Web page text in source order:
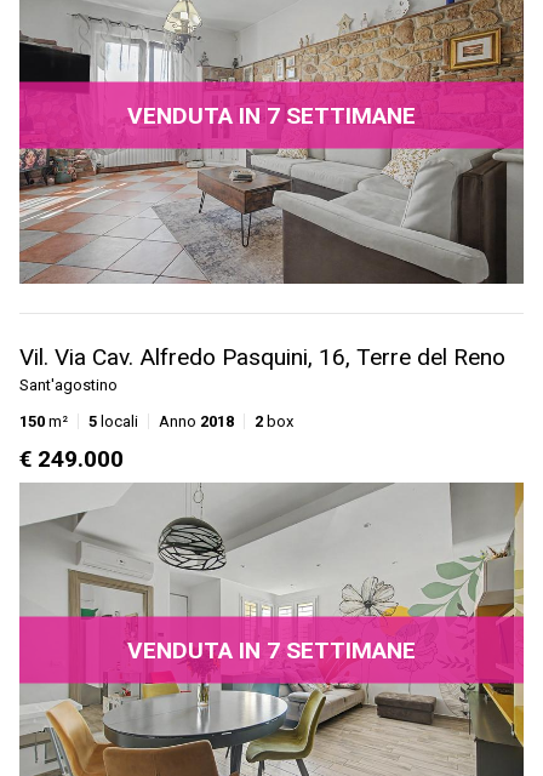
VENDUTA IN 7 SETTIMANE
Vil. Via Cav. Alfredo Pasquini, 16, Terre del Reno
Sant'agostino
150 m² 5 locali Anno 2018 2 box
€ 249.000
VENDUTA IN 7 SETTIMANE